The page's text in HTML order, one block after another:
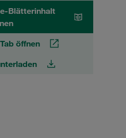
Blätterinhalt
öffnen